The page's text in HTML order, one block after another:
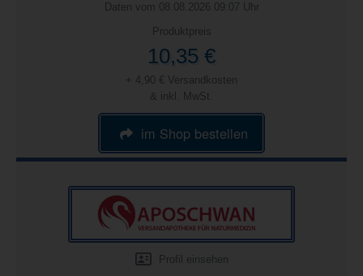
Daten vom 08.08.2026 09:07 Uhr
Produktpreis
10,35 €
+ 4,90 € Versandkosten
& inkl. MwSt.
im Shop bestellen
Profil einsehen